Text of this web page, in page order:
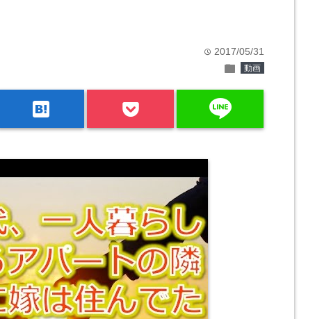
time 2017/05/31
folder 動画
hatenabookmark line